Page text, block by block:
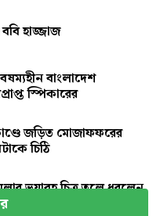
ববি হাজ্জাজ
বাংলাদেশ
স্পিকারের
জড়িত মোজাফফরের
চিঠি
ভয়াবহ চিত্র তুলে ধরলেন